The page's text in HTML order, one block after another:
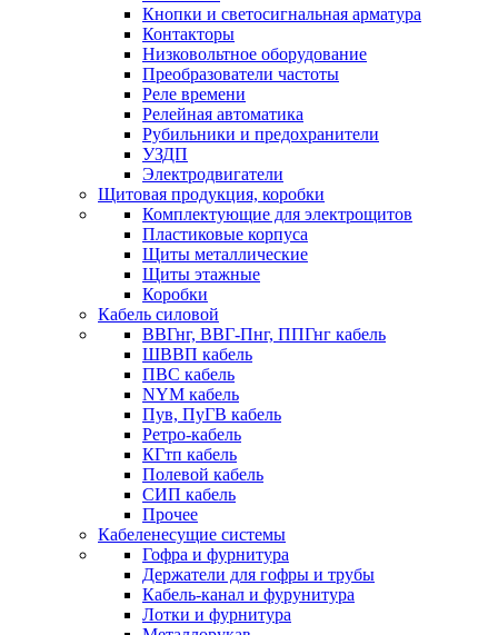
Кнопки и светосигнальная арматура
Контакторы
Низковольтное оборудование
Преобразователи частоты
Реле времени
Релейная автоматика
Рубильники и предохранители
УЗДП
Электродвигатели
Щитовая продукция, коробки
Комплектующие для электрощитов
Пластиковые корпуса
Щиты металлические
Щиты этажные
Коробки
Кабель силовой
ВВГнг, ВВГ-Пнг, ППГнг кабель
ШВВП кабель
ПВС кабель
NYM кабель
Пув, ПуГВ кабель
Ретро-кабель
КГтп кабель
Полевой кабель
СИП кабель
Прочее
Кабеленесущие системы
Гофра и фурнитура
Держатели для гофры и трубы
Кабель-канал и фурунитура
Лотки и фурнитура